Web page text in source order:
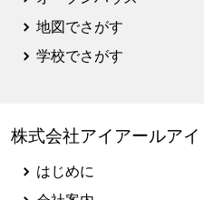
地図でさがす
学校でさがす
株式会社アイアールアイ
はじめに